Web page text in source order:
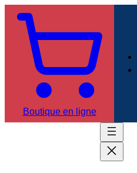
Boutique en ligne